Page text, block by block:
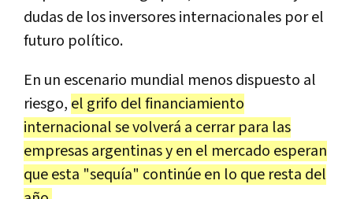
dudas de los inversores internacionales por el
futuro político.
En un escenario mundial menos dispuesto al
riesgo, el grifo del financiamiento
internacional se volverá a cerrar para las
empresas argentinas y en el mercado esperan
que esta "sequía" continúe en lo que resta del